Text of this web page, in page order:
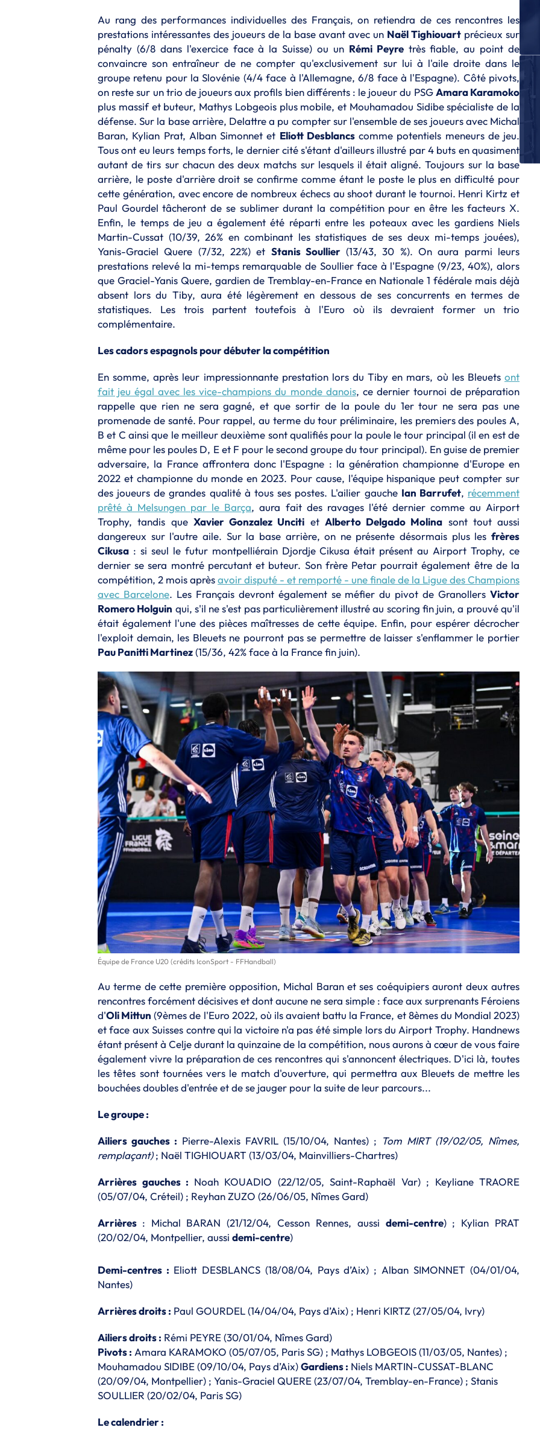
Au rang des performances individuelles des Français, on retiendra de ces rencontres les
prestations intéressantes des joueurs de la base avant avec un Naël Tighiouart précieux sur
pénalty (6/8 dans l'exercice face à la Suisse) ou un Rémi Peyretrès fiable, au point de
convaincre son entraîneur de ne compter qu'exclusivement sur lui à l'aile droite dans le
groupe retenu pour la Slovénie (4/4 face à l'Allemagne, 6/8 face à l'Espagne). Côté pivots,
on reste sur un trio de joueurs aux profils bien différents : le joueur du PSGAmara Karamoko
plus massif et buteur, Mathys Lobgeois plus mobile, et Mouhamadou Sidibe spécialiste de la
défense. Sur la base arrière, Delattre a pu compter sur l'ensemble de ses joueurs avec Michal
Baran, Kylian Prat, Alban Simonnet et Eliott Desblancscomme potentiels meneurs de jeu.
Tous ont eu leurs temps forts, le dernier cité s'étant d'ailleurs illustré par 4 buts en quasiment
autant de tirs sur chacun des deux matchs sur lesquels il était aligné. Toujours sur la base
arrière, le poste d'arrière droit se confirme comme étant le poste le plus en difficulté pour
cette génération, avec encore de nombreux échecs au shoot durant le tournoi. Henri Kirtz et
Paul Gourdel tâcheront de se sublimer durant la compétition pour en être les facteurs X.
Enfin, le temps de jeu a également été réparti entre les poteaux avec les gardiens Niels
Martin-Cussat (10/39, 26% en combinant les statistiques de ses deux mi-temps jouées),
Yanis-Graciel Quere (7/32, 22%) et Stanis Soullier(13/43, 30 %). On aura parmi leurs
prestations relevé la mi-temps remarquable de Soullier face à l'Espagne (9/23, 40%), alors
que Graciel-Yanis Quere, gardien de Tremblay-en-France en Nationale 1 fédérale mais déjà
absent lors du Tiby, aura été légèrement en dessous de ses concurrents en termes de
statistiques. Les trois partent toutefois à l'Euro où ils devraient former un trio
complémentaire.
Les cadors espagnols pour débuter la compétition
En somme, après leur impressionnante prestation lors du Tiby en mars, où les Bleuets ont
fait jeu égal avec les vice-champions du monde danois, ce dernier tournoi de préparation
rappelle que rien ne sera gagné, et que sortir de la poule du 1er tour ne sera pas une
promenade de santé. Pour rappel, au terme du tour préliminaire, les premiers des poules A,
B et C ainsi que le meilleur deuxième sont qualifiés pour la poule le tour principal (il en est de
même pour les poules D, E et F pour le second groupe du tour principal). En guise de premier
adversaire, la France affrontera donc l'Espagne : la génération championne d'Europe en
2022 et championne du monde en 2023. Pour cause, l'équipe hispanique peut compter sur
des joueurs de grandes qualité à tous ses postes. L'ailier gauche Ian Barrufet, récemment
prêté à Melsungen par le Barça, aura fait des ravages l'été dernier comme au Airport
Trophy, tandis que Xavier Gonzalez Unciti et Alberto Delgado Molina sont tout aussi
dangereux sur l'autre aile. Sur la base arrière, on ne présente désormais plus les frères
Cikusa : si seul le futur montpelliérain Djordje Cikusa était présent au Airport Trophy, ce
dernier se sera montré percutant et buteur. Son frère Petar pourrait également être de la
compétition, 2 mois aprèsavoir disputé - et remporté - une finale de la Ligue des Champions
avec Barcelone. Les Français devront également se méfier du pivot de GranollersVictor
Romero Holguin qui, s'il ne s'est pas particulièrement illustré au scoring fin juin, a prouvé qu'il
était également l'une des pièces maîtresses de cette équipe. Enfin, pour espérer décrocher
l'exploit demain, les Bleuets ne pourront pas se permettre de laisser s'enflammer le portier
Pau Panitti Martinez(15/36, 42% face à la France fin juin).
Équipe de France U20 (crédits IconSport - FFHandball)
Au terme de cette première opposition, Michal Baran et ses coéquipiers auront deux autres
rencontres forcément décisives et dont aucune ne sera simple : face aux surprenants Féroiens
d'Oli Mittun (9èmes de l'Euro 2022, où ils avaient battu la France, et 8èmes du Mondial 2023)
et face aux Suisses contre qui la victoire n'a pas été simple lors du Airport Trophy. Handnews
étant présent à Celje durant la quinzaine de la compétition, nous aurons à cœur de vous faire
également vivre la préparation de ces rencontres qui s'annoncent électriques. D'ici là, toutes
les têtes sont tournées vers le match d'ouverture, qui permettra aux Bleuets de mettre les
bouchées doubles d'entrée et de se jauger pour la suite de leur parcours...
Le groupe :
Ailiers gauches : Pierre-Alexis FAVRIL (15/10/04, Nantes) ; Tom MIRT (19/02/05, Nîmes,
remplaçant); Naël TIGHIOUART (13/03/04, Mainvilliers-Chartres)
Arrières gauches : Noah KOUADIO (22/12/05, Saint-Raphaël Var) ; Keyliane TRAORE
(05/07/04, Créteil) ; Reyhan ZUZO (26/06/05, Nîmes Gard)
Arrières : Michal BARAN (21/12/04, Cesson Rennes, aussi demi-centre) ; Kylian PRAT
(20/02/04, Montpellier, aussi demi-centre)
Demi-centres : Eliott DESBLANCS (18/08/04, Pays d’Aix) ; Alban SIMONNET (04/01/04,
Nantes)
Arrières droits : Paul GOURDEL (14/04/04, Pays d’Aix) ; Henri KIRTZ (27/05/04, Ivry)
Ailiers droits : Rémi PEYRE (30/01/04, Nîmes Gard)
Pivots : Amara KARAMOKO (05/07/05, Paris SG) ; Mathys LOBGEOIS (11/03/05, Nantes) ;
Mouhamadou SIDIBE (09/10/04, Pays d’Aix)Gardiens : Niels MARTIN-CUSSAT-BLANC
(20/09/04, Montpellier) ; Yanis-Graciel QUERE (23/07/04, Tremblay-en-France) ; Stanis
SOULLIER (20/02/04, Paris SG)
Le calendrier :